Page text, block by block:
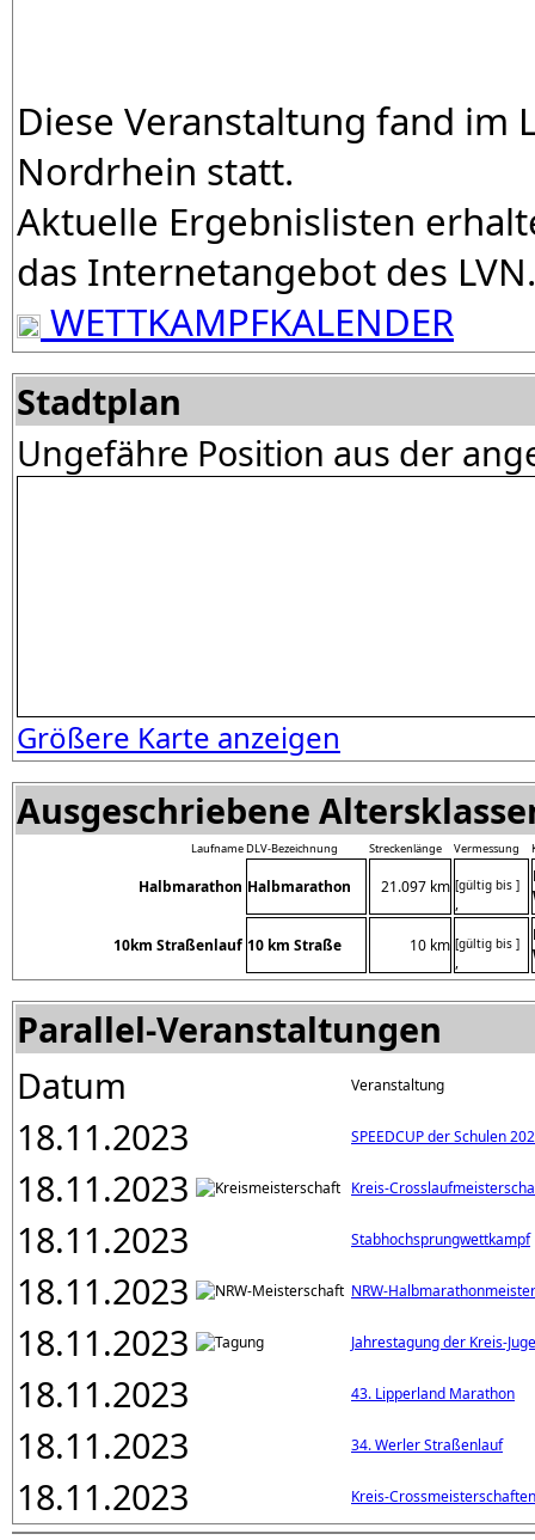
Diese Veranstaltung fand im
Nordrhein statt.
Aktuelle Ergebnislisten
das Internetangebot des LVN.
WETTKAMPFKALENDER
Stadtplan
Ungefähre Position aus der
Größere Karte anzeigen
Ausgeschriebene
LaufnameDLV-Bezeichnung Streckenlänge Vermessung
Halbmarathon Halbmarathon 21.097 km [gültig bis ]
,
10km Straßenlauf 10 km Straße 10 km [gültig bis ]
,
Parallel-Veranstaltungen
Datum
Veranstaltung
18.11.2023 SPEEDCUP der Schulen
18.11.2023 Kreis-
18.11.2023 Stabhochsprungwettkampf
18.11.2023 NRW-
18.11.2023 Jahrestagung der Kreis-
18.11.2023 43. Lipperland Marathon
18.11.2023 34. Werler Straßenlauf
18.11.2023 Kreis-